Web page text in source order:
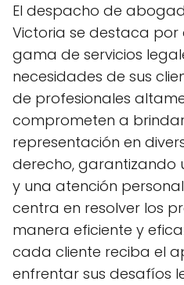
El despacho de
Victoria se destaca
gama de servicios
necesidades de sus
de profesionales
comprometen a
representación en
derecho, garantizando
y una atención
centra en resolver los
manera eficiente y
cada cliente reciba el
enfrentar sus desafíos